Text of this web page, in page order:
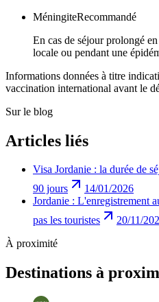
MéningiteRecommandé
En cas de séjour prolongé
locale ou pendant une
Informations données à titre
vaccination international avant le
Sur le blog
Articles liés
Visa Jordanie : la durée de
90 jours
14/01/2026
Jordanie : L'enregistrement
pas les touristes
20/11/
À proximité
Destinations à